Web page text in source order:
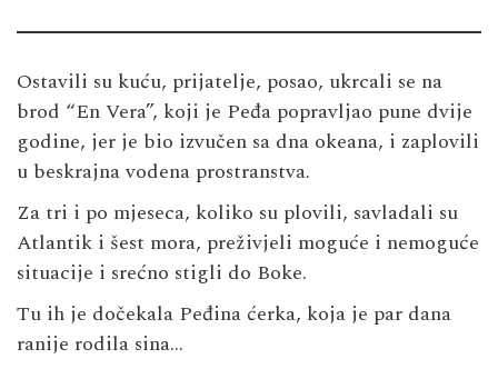
Ostavili su kuću, prijatelje, posao, ukrcali se na
brod “En Vera”, koji je Peđa popravljao pune dvije
godine, jer je bio izvučen sa dna okeana, i zaplovili
u beskrajna vodena prostranstva.
Za tri i po mjeseca, koliko su plovili, savladali su
Atlantik i šest mora, preživjeli moguće i nemoguće
situacije i srećno stigli do Boke.
Tu ih je dočekala Peđina ćerka, koja je par dana
ranije rodila sina…